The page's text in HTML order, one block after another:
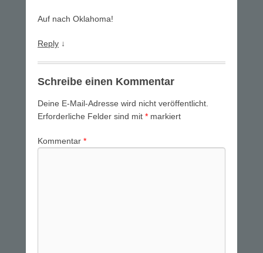
Auf nach Oklahoma!
Reply ↓
Schreibe einen Kommentar
Deine E-Mail-Adresse wird nicht veröffentlicht.
Erforderliche Felder sind mit * markiert
Kommentar *